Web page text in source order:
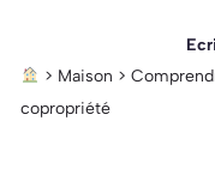
> Maison >
copropriété